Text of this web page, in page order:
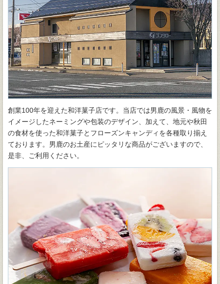
創業100年を迎えた和洋菓子店です。当店では男鹿の風景・風物を
イメージしたネーミングや包装のデザイン、加えて、地元や秋田
の食材を使った和洋菓子とフローズンキャンディを各種取り揃え
ております。男鹿のお土産にピッタリな商品がございますので、
是非、ご利用ください。